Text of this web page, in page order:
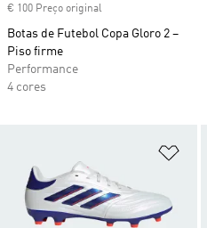
€ 100 Preço original
Botas de Futebol Copa Gloro 2 –
Piso firme
Performance
4 cores